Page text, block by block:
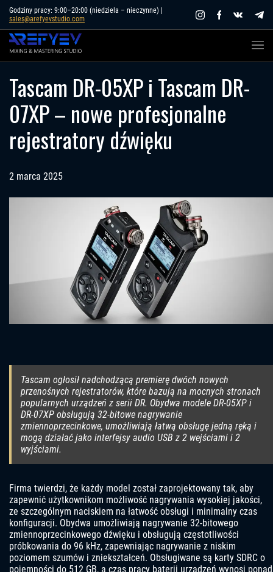
Skip
content
Godziny pracy: 9:00–20:00 (niedziela – nieczynne) |
sales@arefyevstudio.com
Tascam DR-05XP i Tascam DR-
07XP – nowe profesjonalne
rejestratory dźwięku
2 marca 2025
Tascam ogłosił nadchodzącą premierę dwóch nowych
przenośnych rejestratorów, które bazują na mocnych stronach
popularnych urządzeń z serii DR. Obydwa modele DR-05XP i
DR-07XP obsługują 32-bitowe nagrywanie
zmiennoprzecinkowe, umożliwiają łatwą obsługę jedną ręką i
mogą działać jako interfejsy audio USB z 2 wejściami i 2
wyjściami.
Firma twierdzi, że każdy model został zaprojektowany tak, aby
zapewnić użytkownikom możliwość nagrywania wysokiej jakości,
ze szczególnym naciskiem na łatwość obsługi i minimalny czas
konfiguracji. Obydwa umożliwiają nagrywanie 32-bitowego
zmiennoprzecinkowego dźwięku i obsługują częstotliwości
próbkowania do 96 kHz, zapewniając nagrywanie z niskim
poziomem szumów i zniekształceń. Obsługiwane są karty SDRC o
pojemności do 512 GB, a czas pracy baterii urządzeń wynosi ponad